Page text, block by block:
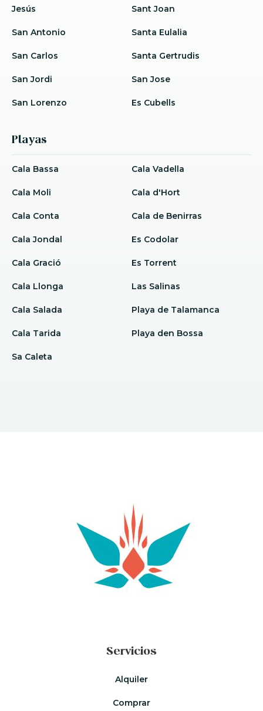
Jesús
San Antonio
San Carlos
San Jordi
San Lorenzo
Sant Joan
Santa Eulalia
Santa Gertrudis
San Jose
Es Cubells
Playas
Cala Bassa
Cala Moli
Cala Conta
Cala Jondal
Cala Gració
Cala Llonga
Cala Salada
Cala Tarida
Cala Vadella
Cala d'Hort
Cala de Benirras
Es Codolar
Es Torrent
Las Salinas
Playa de Talamanca
Playa den Bossa
Sa Caleta
Servicios
Alquiler
Comprar